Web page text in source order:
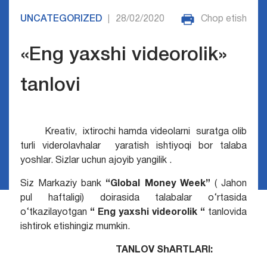
UNCATEGORIZED 28/02/2020 Chop etish
«Eng yaxshi videorolik»
tanlovi
Kreativ, ixtirochi hamda videolarni suratga olib
turli viderolavhalar yaratish ishtiyoqi bor talaba
yoshlar. Sizlar uchun ajoyib yangilik .
Siz Markaziy bank “Global Money Week” ( Jahon
pul haftaligi) doirasida talabalar o‘rtasida
o‘tkazilayotgan “ Eng yaxshi videorolik “ tanlovida
ishtirok etishingiz mumkin.
TANLOV ShARTLARI: